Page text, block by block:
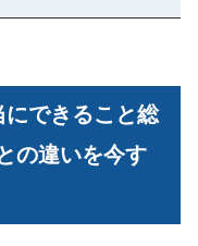
できること総
の違いを今す